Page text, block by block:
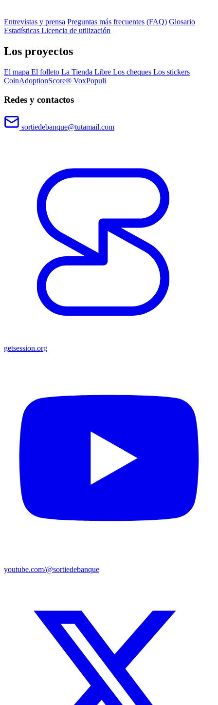
Entrevistas y prensa Preguntas más frecuentes (FAQ) Glosario
Estadísticas Licencia de utilización
Los proyectos
El mapa El folleto La Tienda Libre Los cheques Los stickers
CoinAdoptionScore® VoxPopuli
Redes y contactos
sortiedebanque@tutamail.com
getsession.org
youtube.com/@sortiedebanque